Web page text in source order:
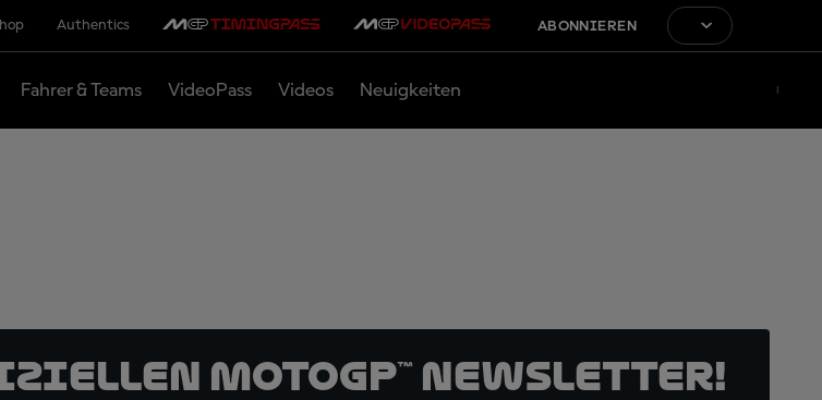
Authentics ABONNIEREN
Fahrer & Teams VideoPass Videos Neuigkeiten
MotoGP™ Newsletter!